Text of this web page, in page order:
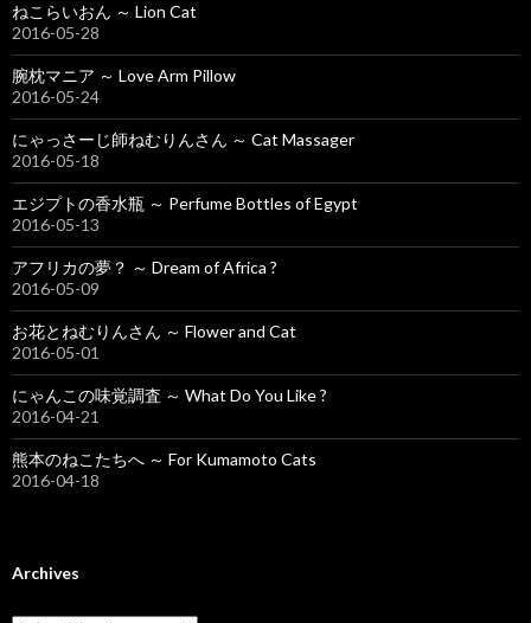
ねこらいおん ～ Lion Cat
2016-05-28
腕枕マニア ～ Love Arm Pillow
2016-05-24
にゃっさーじ師ねむりんさん ～ Cat Massager
2016-05-18
エジプトの香水瓶 ～ Perfume Bottles of Egypt
2016-05-13
アフリカの夢？ ～ Dream of Africa ?
2016-05-09
お花とねむりんさん ～ Flower and Cat
2016-05-01
にゃんこの味覚調査 ～ What Do You Like ?
2016-04-21
熊本のねこたちへ ～ For Kumamoto Cats
2016-04-18
Archives